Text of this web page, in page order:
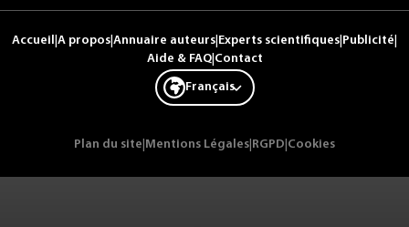
Accueil A propos Annuaire auteurs Experts scientifiques Publicité
Aide & FAQ| Contact
Français
Plan du site Mentions Légales RGPD Cookies